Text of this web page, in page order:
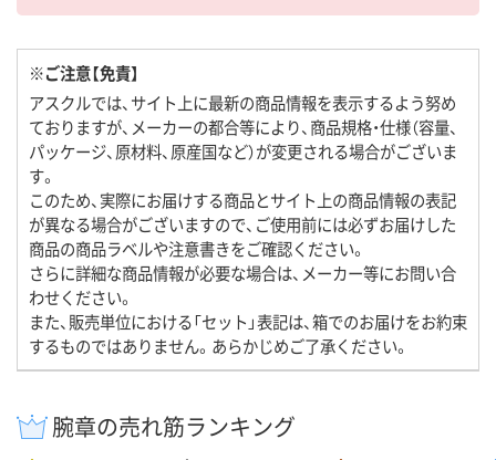
※ご注意【免責】
アスクルでは、サイト上に最新の商品情報を表示するよう努め
ておりますが、メーカーの都合等により、商品規格・仕様（容量、
パッケージ、原材料、原産国など）が変更される場合がございま
す。
このため、実際にお届けする商品とサイト上の商品情報の表記
が異なる場合がございますので、ご使用前には必ずお届けした
商品の商品ラベルや注意書きをご確認ください。
さらに詳細な商品情報が必要な場合は、メーカー等にお問い合
わせください。
また、販売単位における「セット」表記は、箱でのお届けをお約束
するものではありません。あらかじめご了承ください。
腕章の売れ筋ランキング